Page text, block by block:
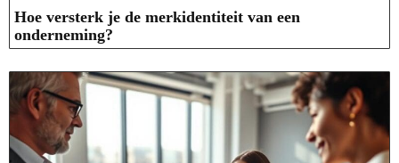
Hoe versterk je de merkidentiteit van een
onderneming?